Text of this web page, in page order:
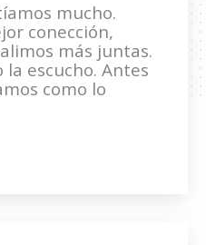
mucho.
conección,
más juntas.
la escucho. Antes
como lo